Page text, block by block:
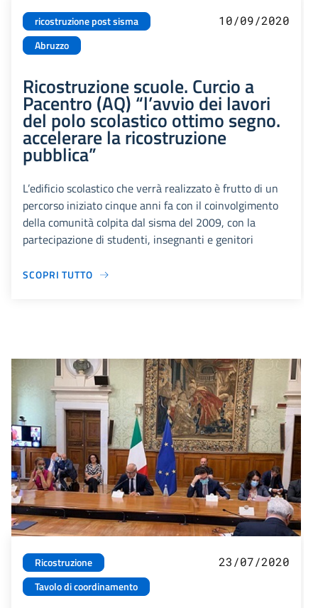
ricostruzione post sisma
Abruzzo
10/09/2020
Ricostruzione scuole. Curcio a
Pacentro (AQ) “l’avvio dei lavori
del polo scolastico ottimo segno.
accelerare la ricostruzione
pubblica”
L’edificio scolastico che verrà realizzato è frutto di un
percorso iniziato cinque anni fa con il coinvolgimento
della comunità colpita dal sisma del 2009, con la
partecipazione di studenti, insegnanti e genitori
SCOPRI TUTTO
Ricostruzione
Tavolo di coordinamento
23/07/2020